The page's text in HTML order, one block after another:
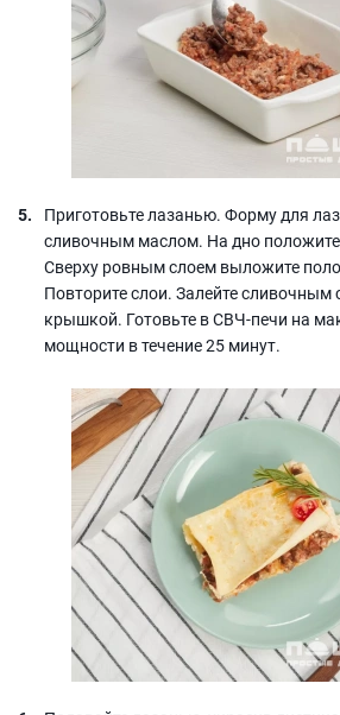
Приготовьте лазанью. Форму для
сливочным маслом. На дно
Сверху ровным слоем выложите
Повторите слои. Залейте сливочным
крышкой. Готовьте в СВЧ-печи на
мощности в течение 25 минут.